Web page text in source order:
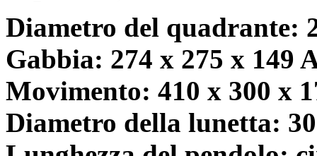
Diametro del quadrante:
Gabbia: 274 x 275 x 149
Movimento: 410 x 300 x
Diametro della lunetta: